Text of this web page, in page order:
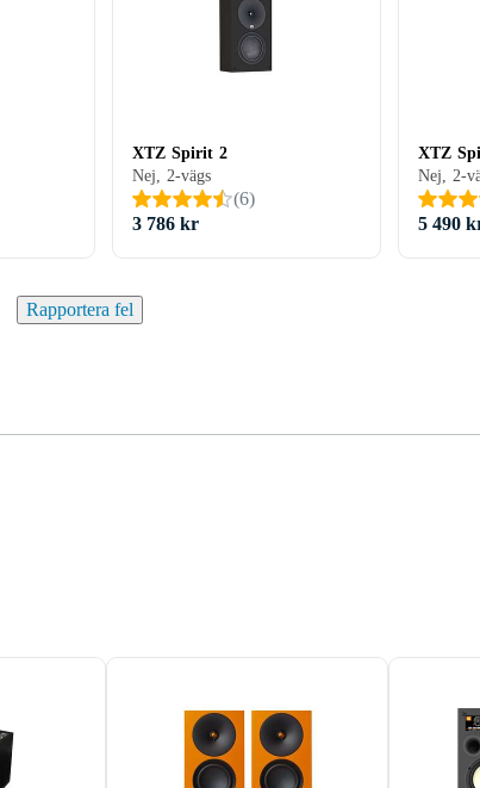
XTZ Spirit 2
Nej, 2-vägs
(6)
3 786 kr
XTZ
Nej, 2-
5 490
Rapportera fel